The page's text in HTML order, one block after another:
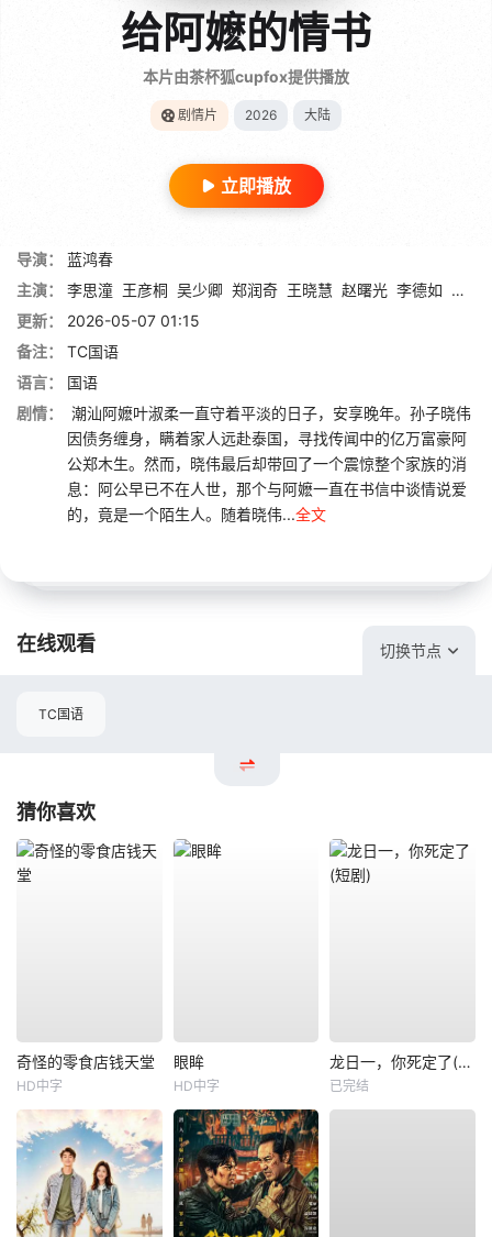
给阿嬷的情书
本片由茶杯狐cupfox提供播放
剧情片 2026 大陆
立即播放
导演：
蓝鸿春
主演：
李思潼 王彦桐 吴少卿 郑润奇 王晓慧 赵曙光 李德如 李树
更新：
2026-05-07 01:15
备注：
TC国语
语言：
国语
剧情：
潮汕阿嬷叶淑柔一直守着平淡的日子，安享晚年。孙子晓伟
因债务缠身，瞒着家人远赴泰国，寻找传闻中的亿万富豪阿
公郑木生。然而，晓伟最后却带回了一个震惊整个家族的消
息：阿公早已不在人世，那个与阿嬷一直在书信中谈情说爱
的，竟是一个陌生人。随着晓伟...全文
在线观看 切换节点
TC国语
猜你喜欢
奇怪的零食店钱天堂
HD中字
眼眸
HD中字
龙日一，你死定了(短剧)
已完结